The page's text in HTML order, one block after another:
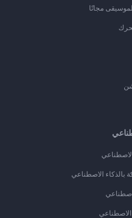
مجانًا
بالذكاء الاصطناعي
الاصطناعي